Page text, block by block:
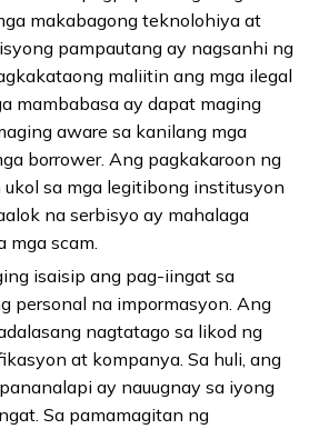
makabagong teknolohiya at
pampautang ay nagsanhi ng
maliitin ang mga ilegal
mambabasa ay dapat maging
aware sa kanilang mga
borrower. Ang pagkakaroon ng
sa mga legitibong institusyon
na serbisyo ay mahalaga
mga scam.
isaisip ang pag-iingat sa
personal na impormasyon. Ang
nagtatago sa likod ng
at kompanya. Sa huli, ang
ay nauugnay sa iyong
Sa pamamagitan ng